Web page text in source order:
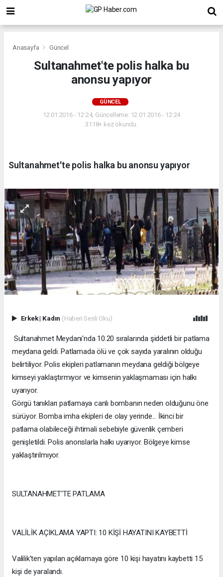
Anasayfa Güncel
Sultanahmet'te polis halka bu
anonsu yapıyor
GÜNCEL
12.01.2016 - 12:24, Güncelleme: 12.01.2016 - 12:24
3118+ kez okundu.
Sultanahmet'te polis halka bu anonsu yapıyor
Erkek| Kadın (Haberi Sesli Oku)
Sultanahmet Meydanı'nda 10.20 sıralarında şiddetli bir patlama
meydana geldi. Patlamada ölü ve çok sayıda yaralının olduğu
belirtiliyor. Polis ekipleri patlamanın meydana geldiği bölgeye
kimseyi yaklaştırmıyor ve kimsenin yaklaşmaması için halkı
uyarıyor.
Görgü tanıkları patlamaya canlı bombanın neden olduğunu öne
sürüyor. Bomba imha ekipleri de olay yerinde... İkinci bir
patlama olabileceği ihtimali sebebiyle güvenlik çemberi
genişletildi. Polis anonslarla halkı uyarıyor. Bölgeye kimse
yaklaştırılmıyor.
SULTANAHMET'TE PATLAMA
VALİLİK AÇIKLAMA YAPTI: 10 KİŞİ HAYATINI KAYBETTİ
Valilik'ten yapılan açıklamaya göre 10 kişi hayatını kaybetti 15
kişi de yaralandı.